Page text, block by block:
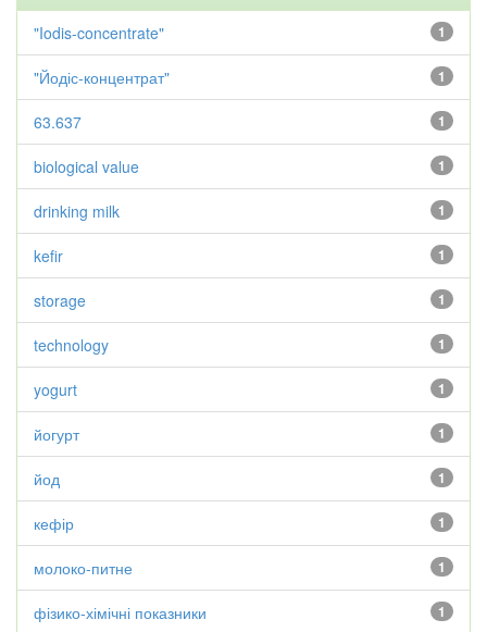
1
"Iodis-concentrate"
1
"Йодіс-концентрат"
1
63.637
1
biological value
1
drinking milk
1
kefir
1
storage
1
technology
1
yogurt
1
йогурт
1
йод
1
кефір
1
молоко-питне
1
фізико-хімічні показники